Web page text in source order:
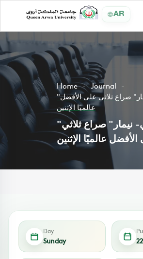
AR
Home
Journal
"رونالدو- ميسي- نيمار" صراع ثلاثي على الأفضل
عالميًا الإثنين
"رونالدو- ميسي- نيمار" صراع ثلاثي
عالميًا الإثنين
Day
Sunday